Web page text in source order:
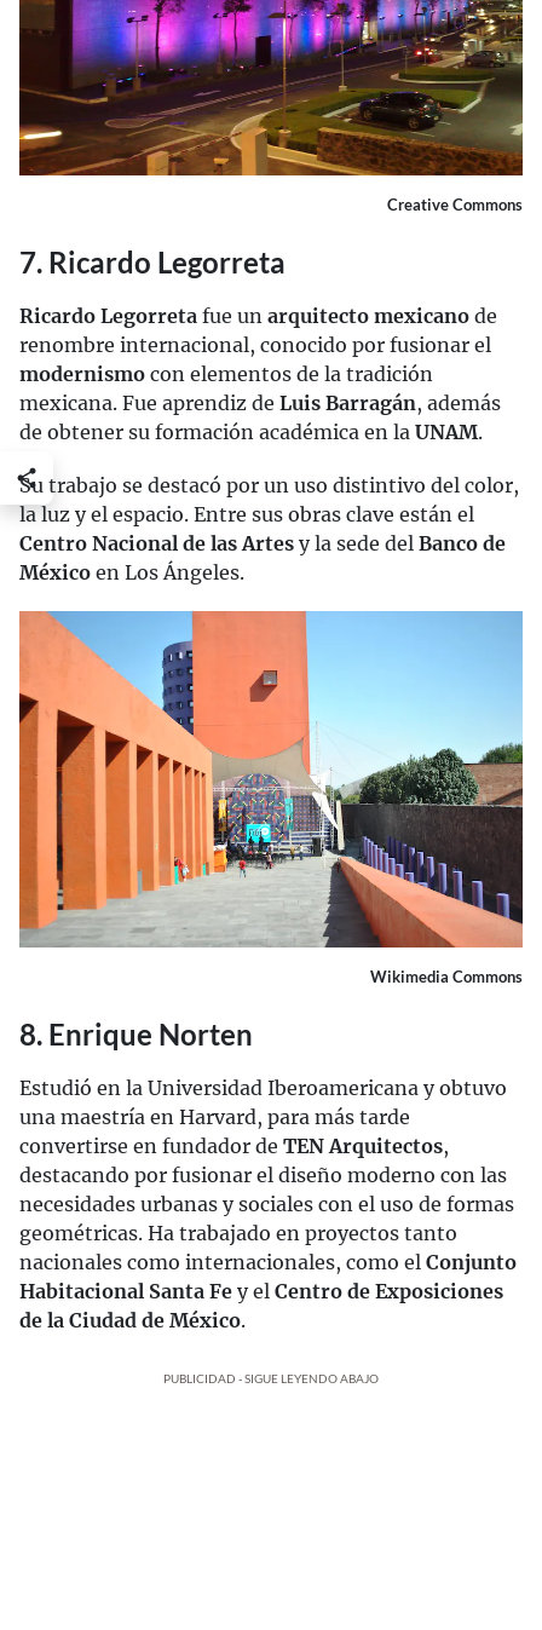
Creative Commons
7. Ricardo Legorreta
Ricardo Legorreta fue un arquitecto mexicano de
renombre internacional, conocido por fusionar el
modernismo con elementos de la tradición
mexicana. Fue aprendiz de Luis Barragán, además
de obtener su formación académica en la UNAM.
Su trabajo se destacó por un uso distintivo del color,
la luz y el espacio. Entre sus obras clave están el
Centro Nacional de las Artes y la sede del Banco de
México en Los Ángeles.
Wikimedia Commons
8. Enrique Norten
Estudió en la Universidad Iberoamericana y obtuvo
una maestría en Harvard, para más tarde
convertirse en fundador de TEN Arquitectos,
destacando por fusionar el diseño moderno con las
necesidades urbanas y sociales con el uso de formas
geométricas. Ha trabajado en proyectos tanto
nacionales como internacionales, como el Conjunto
Habitacional Santa Fe y el Centro de Exposiciones
de la Ciudad de México.
PUBLICIDAD - SIGUE LEYENDO ABAJO